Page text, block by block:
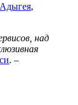
Адыгея,
над
. –